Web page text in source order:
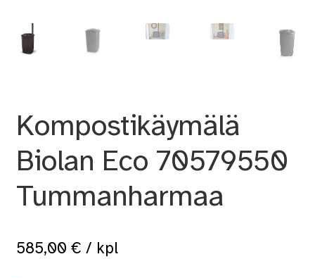
Kompostikäymälä
Biolan Eco 70579550
Tummanharmaa
585,00 € / kpl